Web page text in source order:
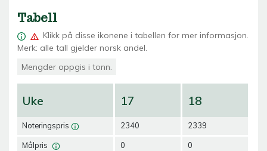
Tabell
Klikk på disse ikonene i tabellen for mer informasjon.
Merk: alle tall gjelder norsk andel.
Mengder oppgis i tonn.
Uke
Noteringspris
Målpris
17
2340
0
18
2339
0